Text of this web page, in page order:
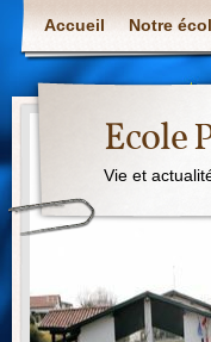
Accueil Notre
Ecole
Vie et